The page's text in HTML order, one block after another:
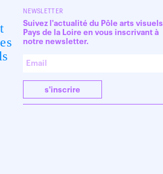
NEWSLETTER
Suivez l'actualité du Pôle arts visuels
Pays de la Loire en vous inscrivant à
notre newsletter.
s'inscrire